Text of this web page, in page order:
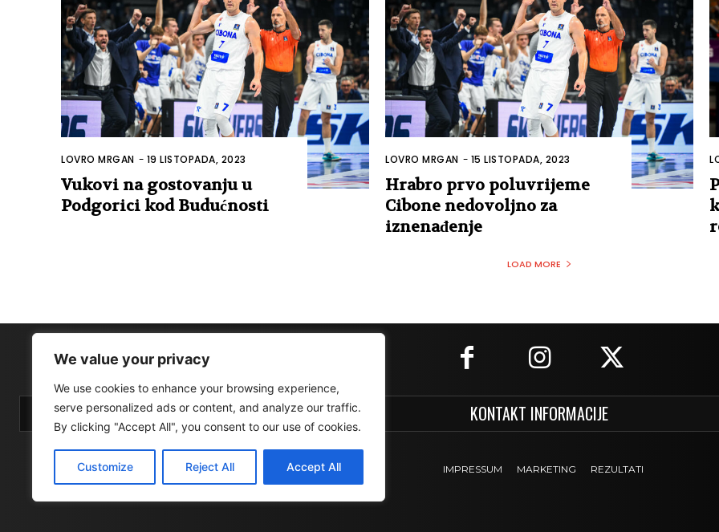
We value your privacy
We use cookies to enhance your browsing experience,
serve personalized ads or content, and analyze our traffic.
By clicking "Accept All", you consent to our use of cookies.
Customize Reject All Accept All
LOVRO MRGAN - 19 LISTOPADA, 2023
Vukovi na gostovanju u
Podgorici kod Budućnosti
LOVRO MRGAN - 15 LISTOPADA, 2023
Hrabro prvo poluvrijeme
Cibone nedovoljno za
iznenađenje
LOAD MORE
KONTAKT INFORMACIJE
IMPRESSUM MARKETING REZULTATI